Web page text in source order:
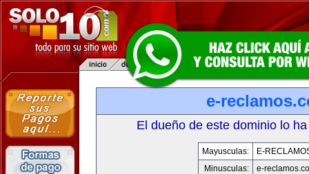
e-
El dueño de este dominio lo
Mayusculas:
E-
Minusculas:
e-